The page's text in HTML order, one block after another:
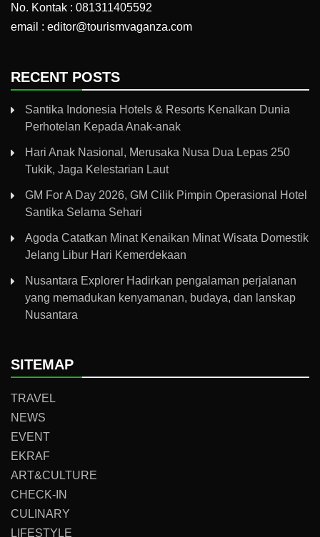
No. Kontak : 081311405592
email : editor@tourismvaganza.com
RECENT POSTS
Santika Indonesia Hotels & Resorts Kenalkan Dunia
Perhotelan Kepada Anak-anak
Hari Anak Nasional, Merusaka Nusa Dua Lepas 250
Tukik, Jaga Kelestarian Laut
GM For A Day 2026, GM Cilik Pimpin Operasional Hotel
Santika Selama Sehari
Agoda Catatkan Minat Kenaikan Minat Wisata Domestik
Jelang Libur Hari Kemerdekaan
Nusantara Explorer Hadirkan pengalaman perjalanan
yang memadukan kenyamanan, budaya, dan lanskap
Nusantara
SITEMAP
TRAVEL
NEWS
EVENT
EKRAF
ART&CULTURE
CHECK-IN
CULINARY
LIFESTYLE